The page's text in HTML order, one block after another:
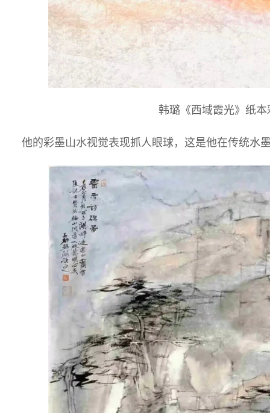
韩璐《西域霞光》纸本
他的彩墨山水视觉表现抓人眼球，这是他在传统水